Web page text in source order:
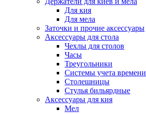
Для кия
Для мела
Заточки и прочие аксессуары
Аксессуары для стола
Чехлы для столов
Часы
Треугольники
Системы учета времени
Столешницы
Стулья бильярдные
Аксессуары для кия
Мел